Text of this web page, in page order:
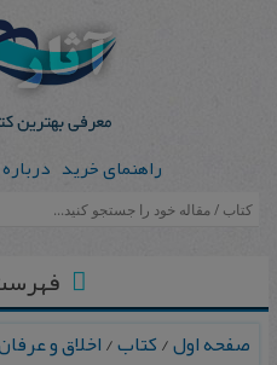
راهنمای خرید
صفحه اول/کتاب/اخلاق و